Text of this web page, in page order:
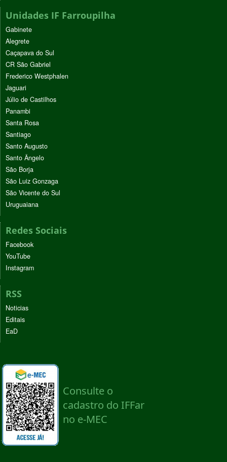
Unidades IF Farroupilha
Gabinete
Alegrete
Caçapava do Sul
CR São Gabriel
Frederico Westphalen
Jaguari
Júlio de Castilhos
Panambi
Santa Rosa
Santiago
Santo Augusto
Santo Ângelo
São Borja
São Luiz Gonzaga
São Vicente do Sul
Uruguaiana
Redes Sociais
Facebook
YouTube
Instagram
RSS
Noticias
Editais
EaD